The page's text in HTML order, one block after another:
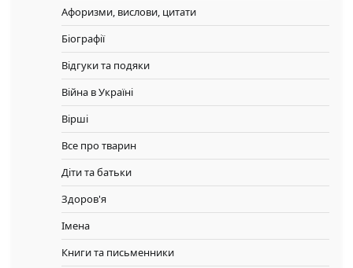
Афоризми, вислови, цитати
Біографії
Відгуки та подяки
Війна в Україні
Вірші
Все про тварин
Діти та батьки
Здоров'я
Імена
Книги та письменники